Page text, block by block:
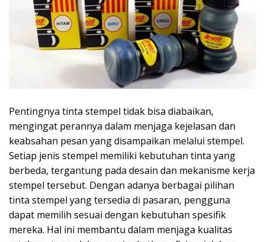
Pentingnya tinta stempel tidak bisa diabaikan,
mengingat perannya dalam menjaga kejelasan dan
keabsahan pesan yang disampaikan melalui stempel.
Setiap jenis stempel memiliki kebutuhan tinta yang
berbeda, tergantung pada desain dan mekanisme kerja
stempel tersebut. Dengan adanya berbagai pilihan
tinta stempel yang tersedia di pasaran, pengguna
dapat memilih sesuai dengan kebutuhan spesifik
mereka. Hal ini membantu dalam menjaga kualitas